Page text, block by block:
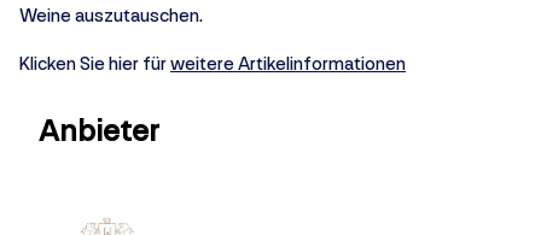
Weine auszutauschen.
Klicken Sie hier fürweitere Artikelinformationen
Anbieter